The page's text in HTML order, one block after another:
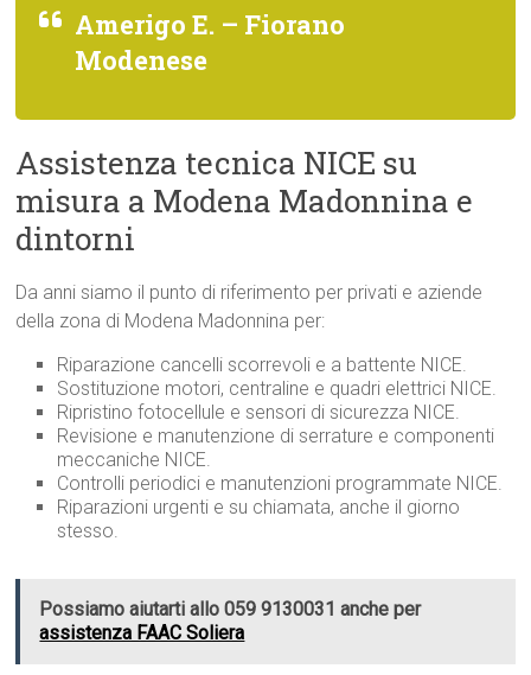
Amerigo E. – Fiorano
Modenese
Assistenza tecnica NICE su
misura a Modena Madonnina e
dintorni
Da anni siamo il punto di riferimento per privati e aziende
della zona di Modena Madonnina per:
Riparazione cancelli scorrevoli e a battente NICE.
Sostituzione motori, centraline e quadri elettrici NICE.
Ripristino fotocellule e sensori di sicurezza NICE.
Revisione e manutenzione di serrature e componenti
meccaniche NICE.
Controlli periodici e manutenzioni programmate NICE.
Riparazioni urgenti e su chiamata, anche il giorno
stesso.
Possiamo aiutarti allo 059 9130031 anche per
assistenza FAAC Soliera